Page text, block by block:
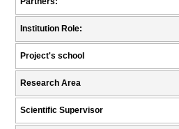
Institution Role:
Project's school
Research Area
Scientific Supervisor